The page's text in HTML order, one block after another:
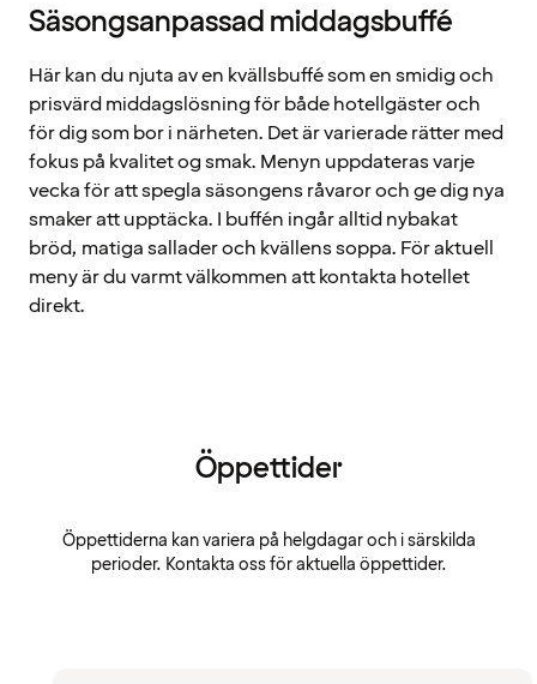
Säsongsanpassad middagsbuffé
Här kan du njuta av en kvällsbuffé som en smidig och
prisvärd middagslösning för både hotellgäster och
för dig som bor i närheten. Det är varierade rätter med
fokus på kvalitet og smak. Menyn uppdateras varje
vecka för att spegla säsongens råvaror och ge dig nya
smaker att upptäcka. I buffén ingår alltid nybakat
bröd, matiga sallader och kvällens soppa. För aktuell
meny är du varmt välkommen att kontakta hotellet
direkt.
Öppettider
Öppettiderna kan variera på helgdagar och i särskilda
perioder. Kontakta oss för aktuella öppettider.